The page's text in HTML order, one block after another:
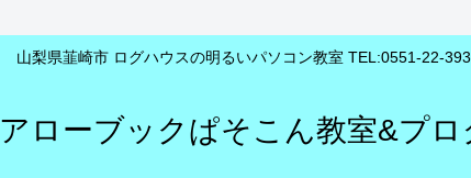
山梨県韮崎市 ログハウスの明るいパソコン教室 TEL:0551-22-
アローブックぱそこん教室&プ